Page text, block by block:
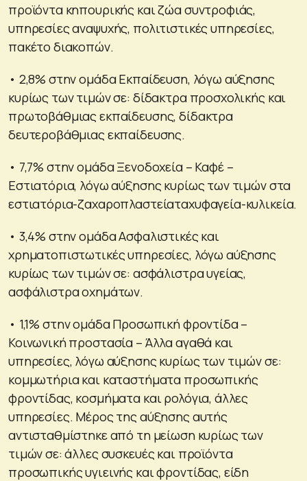
προϊόντα κηπουρικής και ζώα συντροφιάς,
υπηρεσίες αναψυχής, πολιτιστικές υπηρεσίες,
πακέτο διακοπών.
• 2,8% στην ομάδα Εκπαίδευση, λόγω αύξησης
κυρίως των τιμών σε: δίδακτρα προσχολικής και
πρωτοβάθμιας εκπαίδευσης, δίδακτρα
δευτεροβάθμιας εκπαίδευσης.
• 7,7% στην ομάδα Ξενοδοχεία – Καφέ –
Εστιατόρια, λόγω αύξησης κυρίως των τιμών στα
εστιατόρια-ζαχαροπλαστείαταχυφαγεία-κυλικεία.
• 3,4% στην ομάδα Ασφαλιστικές και
χρηματοπιστωτικές υπηρεσίες, λόγω αύξησης
κυρίως των τιμών σε: ασφάλιστρα υγείας,
ασφάλιστρα οχημάτων.
• 1,1% στην ομάδα Προσωπική φροντίδα –
Κοινωνική προστασία – Άλλα αγαθά και
υπηρεσίες, λόγω αύξησης κυρίως των τιμών σε:
κομμωτήρια και καταστήματα προσωπικής
φροντίδας, κοσμήματα και ρολόγια, άλλες
υπηρεσίες. Μέρος της αύξησης αυτής
αντισταθμίστηκε από τη μείωση κυρίως των
τιμών σε: άλλες συσκευές και προϊόντα
προσωπικής υγιεινής και φροντίδας, είδη